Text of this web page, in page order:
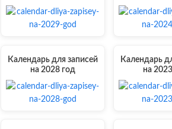
Календарь для записей
на 2028 год
Календарь
на